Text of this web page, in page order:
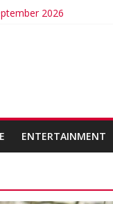
2026
Pertama
Lokal di Timor Leste
ENTERTAINMENT